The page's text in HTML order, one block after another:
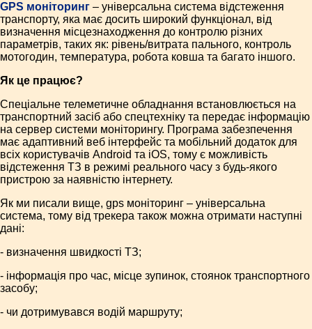
GPS моніторинг – універсальна система відстеження
транспорту, яка має досить широкий функціонал, від
визначення місцезнаходження до контролю різних
параметрів, таких як: рівень/витрата пального, контроль
мотогодин, температура, робота ковша та багато іншого.
Як це працює?
Спеціальне телеметичне обладнання встановлюється на
транспортний засіб або спецтехніку та передає інформацію
на сервер системи моніторингу. Програма забезпечення
має адаптивний веб інтерфейс та мобільний додаток для
всіх користувачів Android та iOS, тому є можливість
відстеження ТЗ в режимі реального часу з будь-якого
пристрою за наявністю інтернету.
Як ми писали вище, gps моніторинг – універсальна
система, тому від трекера також можна отримати наступні
дані:
- визначення швидкості ТЗ;
- інформація про час, місце зупинок, стоянок транспортного
засобу;
- чи дотримувався водій маршруту;